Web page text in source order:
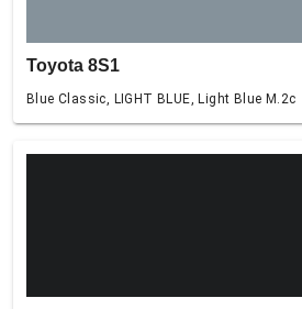
Toyota 8S1
Blue Classic, LIGHT BLUE, Light Blue M.2c